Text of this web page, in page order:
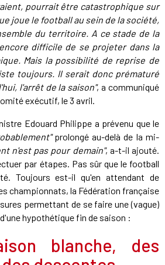
pourrait être catastrophique sur
joue le football au sein de la société,
du territoire. A ce stade de la
difficile de se projeter dans la
Mais la possibilité de reprise de
toujours. Il serait donc prématuré
l'arrêt de la saison", a communiqué
exécutif, le 3 avril.
Edouard Philippe a prévenu que le
prolongé au-delà de la mi-
n'est pas pour demain", a-t-il ajouté.
par étapes. Pas sûr que le football
Toujours est-il qu'en attendant de
championnats, la Fédération française
permettant de se faire une (vague)
hypothétique fin de saison :
blanche, des